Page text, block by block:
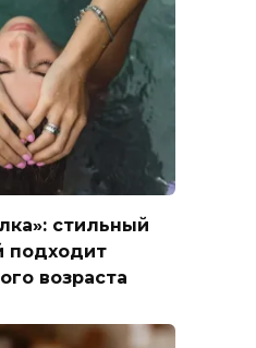
стильный
подходит
возраста